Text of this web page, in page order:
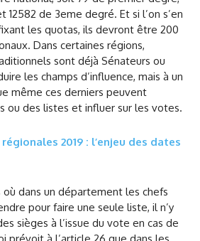
de 3eme degré. Et si l’on s’en
les quotas, ils devront être 200
Dans certaines régions,
sont déjà Sénateurs ou
les champs d’influence, mais à un
même ces derniers peuvent
ou des listes et influer sur les votes.
2019 : l’enjeu des dates
où dans un département les chefs
pour faire une seule liste, il n’y
sièges à l’issue du vote en cas de
prévoit à l’article 26 que dans les